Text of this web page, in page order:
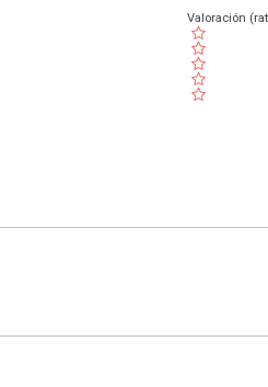
( )
( )
( )
( )
( )
Valoración